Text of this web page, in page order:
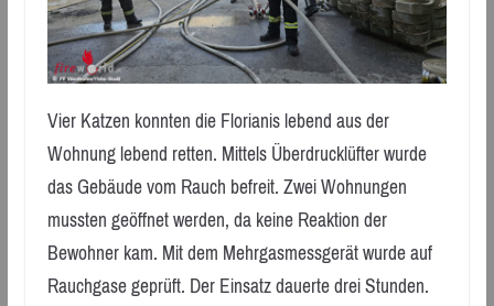
Vier Katzen konnten die Florianis lebend aus der
Wohnung lebend retten. Mittels Überdrucklüfter wurde
das Gebäude vom Rauch befreit. Zwei Wohnungen
mussten geöffnet werden, da keine Reaktion der
Bewohner kam. Mit dem Mehrgasmessgerät wurde auf
Rauchgase geprüft. Der Einsatz dauerte drei Stunden.